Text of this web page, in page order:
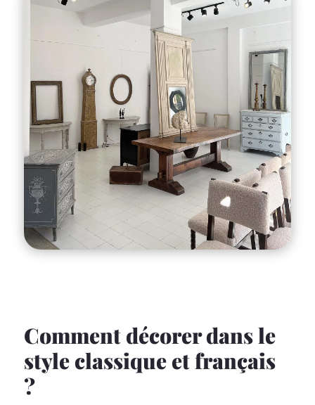
Comment décorer dans le
style classique et français
?